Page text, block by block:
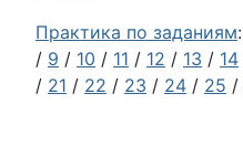
Практика по заданиям:
/ 9 / 10 / 11 / 12 / 13 / 14
/ 21 / 22 / 23 / 24 / 25 /